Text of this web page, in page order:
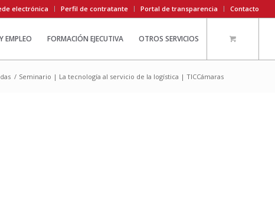
electrónica Perfil de contratante Portal de transparencia Contacto
EMPLEO FORMACIÓN EJECUTIVA OTROS SERVICIOS
/ Seminario | La tecnología al servicio de la logística | TICCámaras